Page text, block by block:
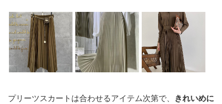
プリーツスカートは合わせるアイテム次第で、 きれいめに